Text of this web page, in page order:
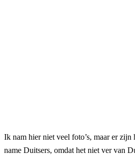
Ik nam hier niet veel foto’s, maar er zijn
name Duitsers, omdat het niet ver van